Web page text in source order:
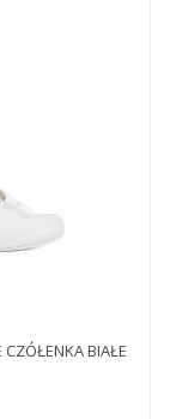
CZÓŁENKA BIAŁE